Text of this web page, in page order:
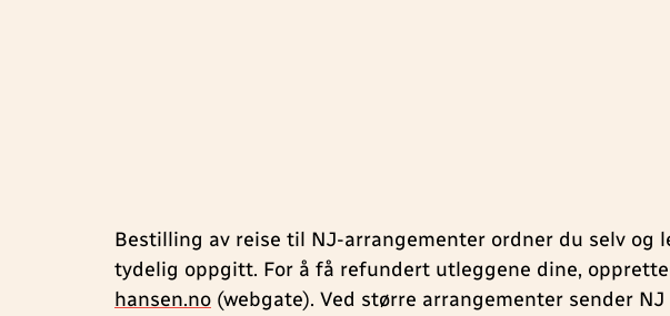
Bestilling av reise til NJ-arrangementer ordner du selv og
tydelig oppgitt. For å få refundert utleggene dine,
hansen.no (webgate). Ved større arrangementer sender